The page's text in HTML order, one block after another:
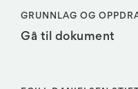
GRUNNLAG OG
Gå til dokument